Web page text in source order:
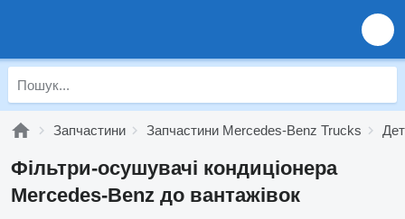
Запчастини Запчастини Mercedes-Benz Trucks
Фільтри-осушувачі кондиціонера
Mercedes-Benz до вантажівок